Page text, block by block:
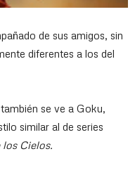
de sus amigos, sin
diferentes a los del
se ve a Goku,
similar al de series
los Cielos.